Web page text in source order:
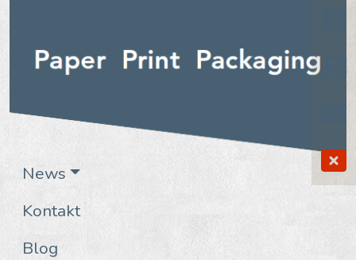
News
Kontakt
Blog